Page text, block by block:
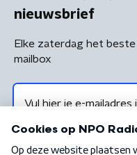
nieuwsbrief
Elke zaterdag het
mailbox